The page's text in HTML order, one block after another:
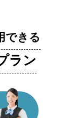
できる
ラン